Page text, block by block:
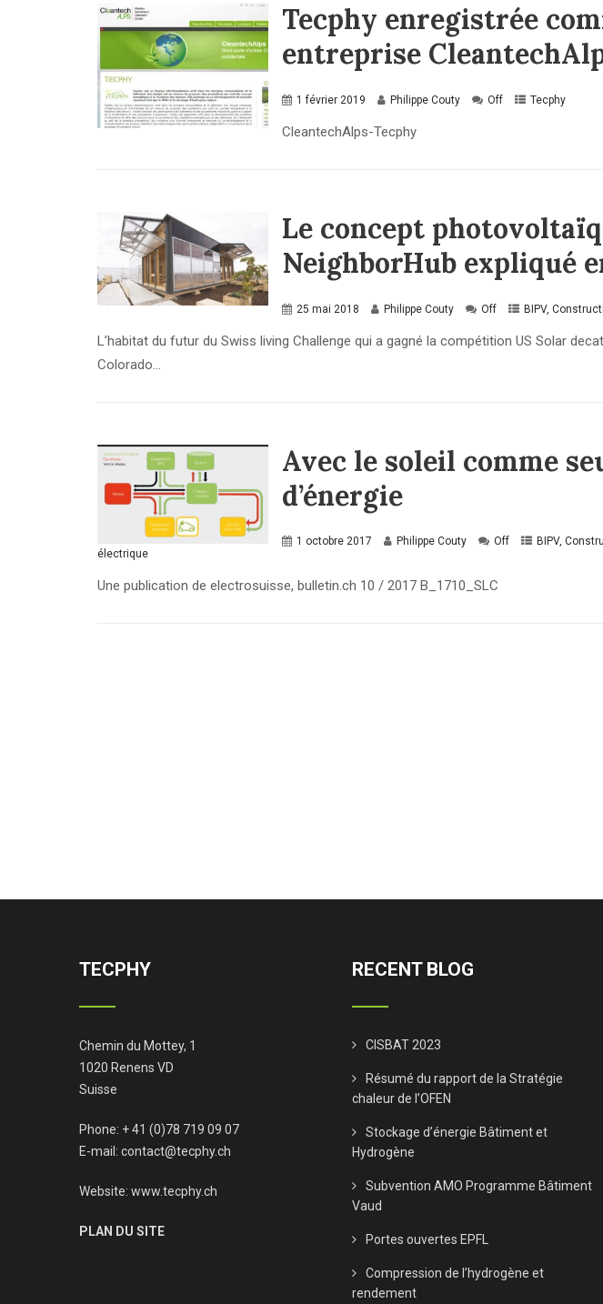
Tecphy enregistrée
entreprise
1 février 2019 Philippe Couty Off Tecphy
CleantechAlps-Tecphy
Le concept
NeighborHub expliqué
25 mai 2018 Philippe Couty Off BIPV,
L’habitat du futur du Swiss living Challenge qui a gagné la compétition US Solar
Colorado...
Avec le soleil comme
d’énergie
1 octobre 2017 Philippe Couty Off BIPV,
électrique
Une publication de electrosuisse, bulletin.ch 10 / 2017 B_1710_SLC
TECPHY
Chemin du Mottey, 1
1020 Renens VD
Suisse
Phone: + 41 (0)78 719 09 07
E-mail: contact@tecphy.ch
Website: www.tecphy.ch
PLAN DU SITE
RECENT BLOG
CISBAT 2023
Résumé du rapport de la Stratégie
chaleur de l’OFEN
Stockage d’énergie Bâtiment et
Hydrogène
Subvention AMO Programme Bâtiment
Vaud
Portes ouvertes EPFL
Compression de l’hydrogène et
rendement